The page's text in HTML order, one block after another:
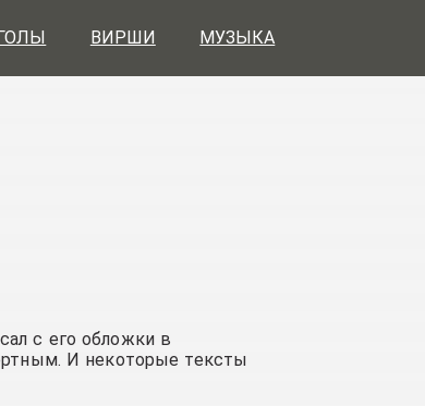
ВИРШИ МУЗЫКА
с его обложки в
И некоторые тексты